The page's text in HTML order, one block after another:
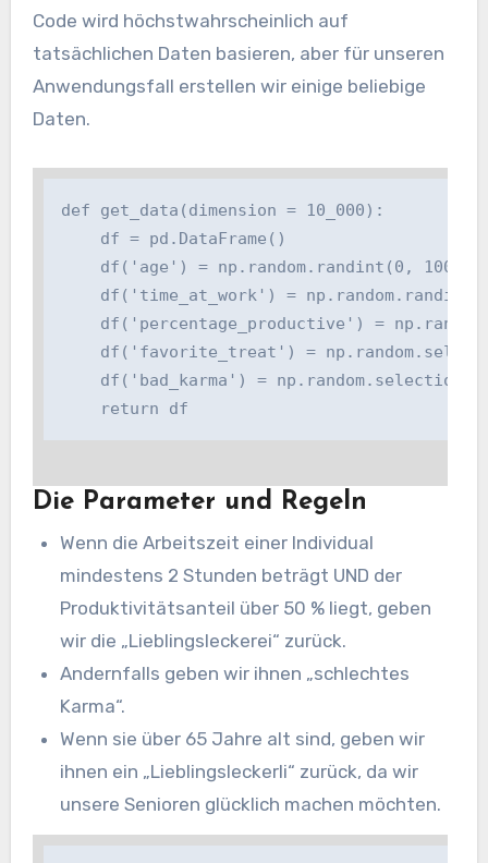
Code wird höchstwahrscheinlich auf
tatsächlichen Daten basieren, aber für unseren
Anwendungsfall erstellen wir einige beliebige
Daten.
def get_data(dimension = 10_000):
    df = pd.DataFrame()
df('age') = np.random.randint(0, 100,
df('time_at_work') =
df('percentage_productive') =
df('favorite_treat') =
df('bad_karma') =
    return df
Die Parameter und Regeln
Wenn die Arbeitszeit einer Individual
mindestens 2 Stunden beträgt UND der
Produktivitätsanteil über 50 % liegt, geben
wir die „Lieblingsleckerei“ zurück.
Andernfalls geben wir ihnen „schlechtes
Karma“.
Wenn sie über 65 Jahre alt sind, geben wir
ihnen ein „Lieblingsleckerli“ zurück, da wir
unsere Senioren glücklich machen möchten.